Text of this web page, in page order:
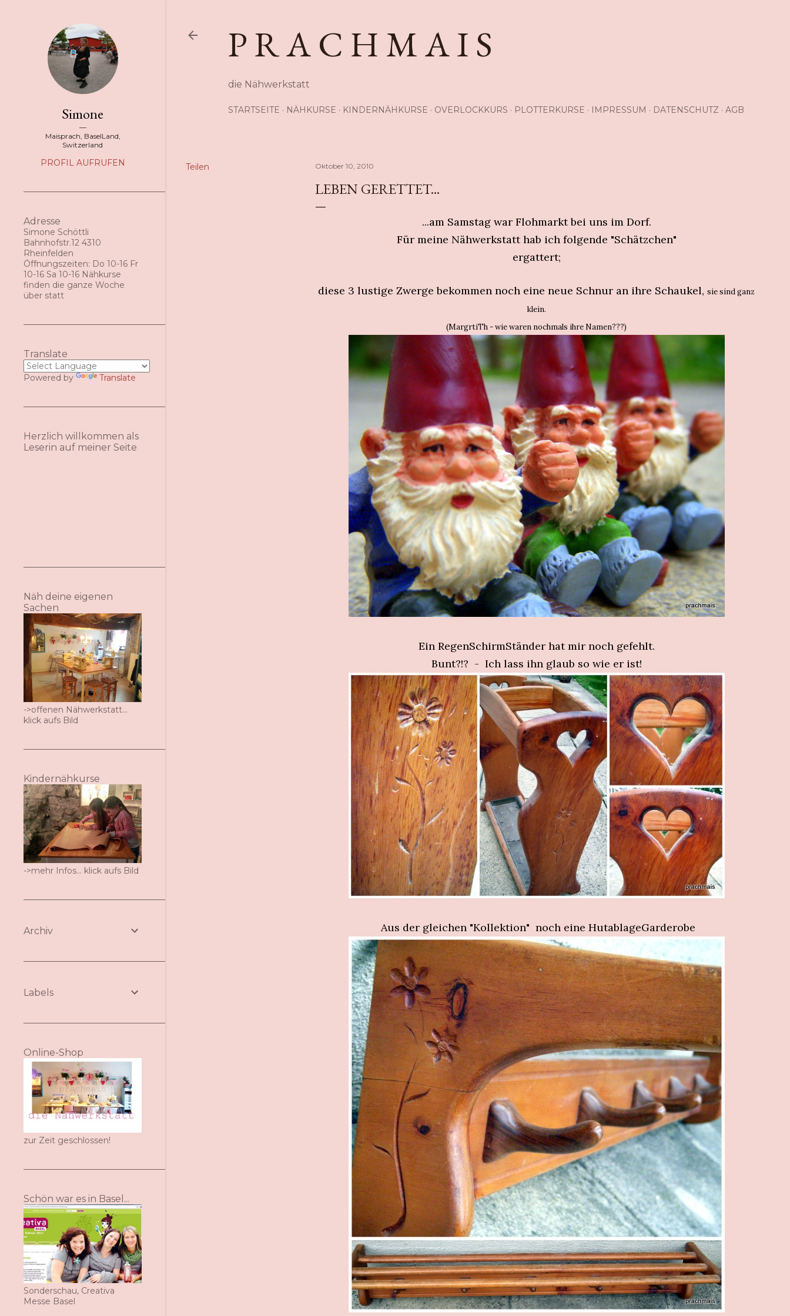
P R A C H M A I S
die Nähwerkstatt
STARTSEITE NÄHKURSE KINDERNÄHKURSE OVERLOCKKURS PLOTTERKURSE IMPRESSUM DATENSCHUTZ AGB
Teilen Oktober 10, 2010
LEBEN GERETTET...
...am Samstag war Flohmarkt bei uns im Dorf.
Für meine Nähwerkstatt hab ich folgende "Schätzchen"
ergattert;
diese 3 lustige Zwerge bekommen noch eine neue Schnur an ihre Schaukel, sie sind ganz
klein.
(MargrtiTh - wie waren nochmals ihre Namen???)
Ein RegenSchirmStänder hat mir noch gefehlt.
Bunt?!? - Ich lass ihn glaub so wie er ist!
Aus der gleichen "Kollektion" noch eine HutablageGarderobe
Simone
Maisprach, BaselLand,
Switzerland
PROFIL AUFRUFEN
Adresse
Simone Schöttli
Bahnhofstr.12 4310
Rheinfelden
Öffnungszeiten: Do 10-16 Fr
10-16 Sa 10-16 Nähkurse
finden die ganze Woche
über statt
Translate
Powered by Translate
Herzlich willkommen als
Leserin auf meiner Seite
Näh deine eigenen
Sachen
->offenen Nähwerkstatt...
klick aufs Bild
Kindernähkurse
->mehr Infos... klick aufs Bild
Archiv
Labels
Online-Shop
zur Zeit geschlossen!
Schön war es in Basel...
Sonderschau, Creativa
Messe Basel